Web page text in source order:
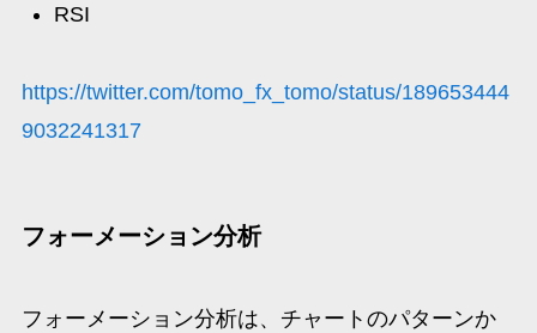
RSI
https://twitter.com/tomo_fx_tomo/status/189653444
9032241317
フォーメーション分析
フォーメーション分析は、チャートのパターンか